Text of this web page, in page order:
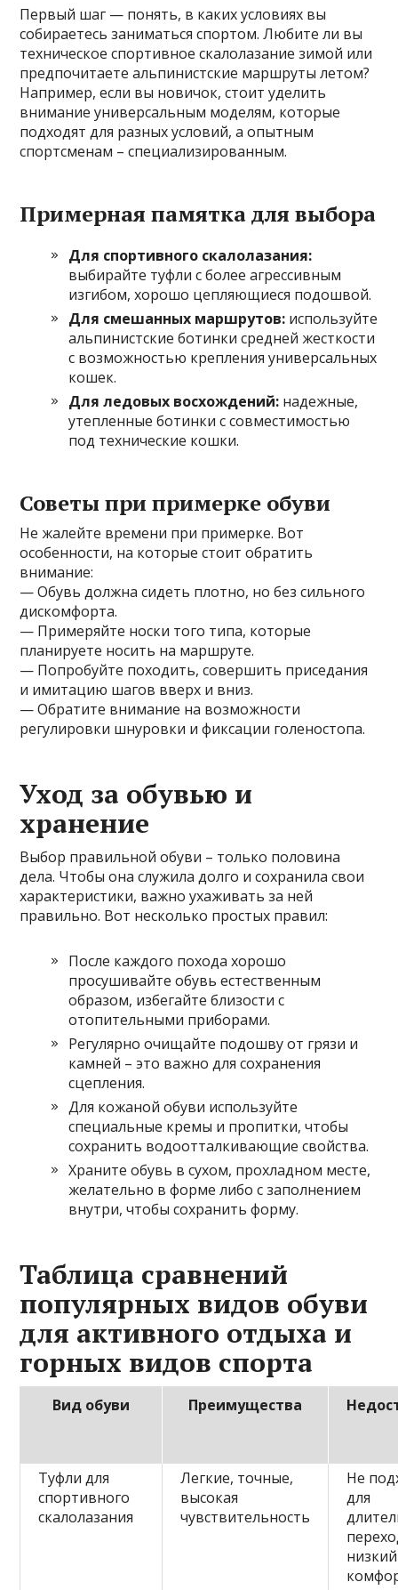
Первый шаг — понять, в каких условиях вы
собираетесь заниматься спортом. Любите ли вы
техническое спортивное скалолазание зимой или
предпочитаете альпинистские маршруты летом?
Например, если вы новичок, стоит уделить
внимание универсальным моделям, которые
подходят для разных условий, а опытным
спортсменам – специализированным.
Примерная памятка для выбора
Для спортивного скалолазания:
выбирайте туфли с более агрессивным
изгибом, хорошо цепляющиеся подошвой.
Для смешанных маршрутов: используйте
альпинистские ботинки средней жесткости
с возможностью крепления универсальных
кошек.
Для ледовых восхождений: надежные,
утепленные ботинки с совместимостью
под технические кошки.
Советы при примерке обуви
Не жалейте времени при примерке. Вот
особенности, на которые стоит обратить
внимание:
— Обувь должна сидеть плотно, но без сильного
дискомфорта.
— Примеряйте носки того типа, которые
планируете носить на маршруте.
— Попробуйте походить, совершить приседания
и имитацию шагов вверх и вниз.
— Обратите внимание на возможности
регулировки шнуровки и фиксации голеностопа.
Уход за обувью и
хранение
Выбор правильной обуви – только половина
дела. Чтобы она служила долго и сохранила свои
характеристики, важно ухаживать за ней
правильно. Вот несколько простых правил:
После каждого похода хорошо
просушивайте обувь естественным
образом, избегайте близости с
отопительными приборами.
Регулярно очищайте подошву от грязи и
камней – это важно для сохранения
сцепления.
Для кожаной обуви используйте
специальные кремы и пропитки, чтобы
сохранить водоотталкивающие свойства.
Храните обувь в сухом, прохладном месте,
желательно в форме либо с заполнением
внутри, чтобы сохранить форму.
Таблица сравнений
популярных видов обуви
для активного отдыха и
горных видов спорта
Вид обуви Преимущества
Туфли для
спортивного
скалолазания
Легкие, точные,
высокая
чувствительность
Не
для
низкий